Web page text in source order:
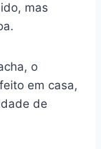
mas
o
em casa,
de